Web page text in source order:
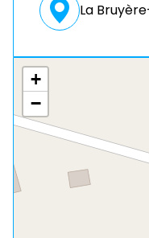
La
+
−